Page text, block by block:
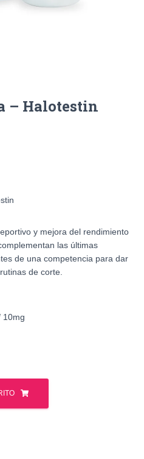
– Halotestin
y mejora del rendimiento
las últimas
de una competencia para dar
de corte.
10mg